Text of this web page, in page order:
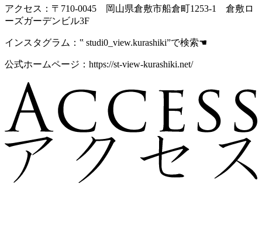
アクセス：〒710-0045 岡山県倉敷市船倉町1253-1 倉敷ロ
ーズガーデンビル3F
インスタグラム：‟ studi0_view.kurashiki”で検索☚
公式ホームページ：https://st-view-kurashiki.net/